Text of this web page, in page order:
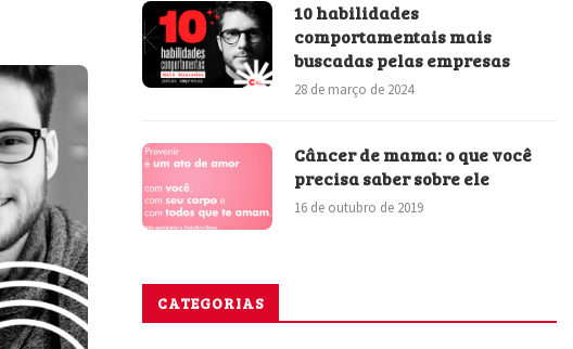
10 habilidades
comportamentais mais
buscadas pelas empresas
28 de março de 2024
Câncer de mama: o que você
precisa saber sobre ele
16 de outubro de 2019
CATEGORIAS